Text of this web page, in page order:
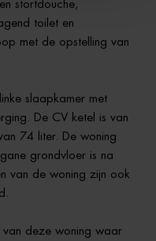
stortdouche,
toilet en
met de opstelling van
slaapkamer met
De CV ketel is van
74 liter. De woning
grondvloer is na
van de woning zijn ook
van deze woning waar